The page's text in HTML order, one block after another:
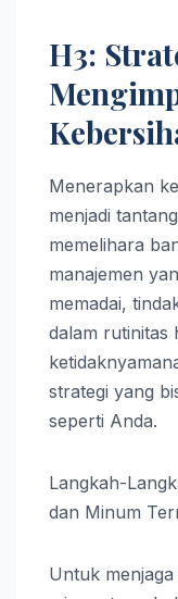
H3:
Menerapkan
menjadi
memelihara
manajemen
memadai,
dalam rutinitas
strategi yang
seperti Anda.
Langkah-
dan Minum
Untuk